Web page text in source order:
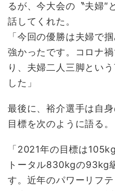
るが、今大会の〝夫婦″
話してくれた。
「今回の優勝は夫婦で
強かったです。コロナ
り、夫婦二人三脚とい
した」
最後に、裕介選手は自
目標を次のように語る。
「2021年の目標は
トータル830kgの93kg
す。近年のパワーリフ